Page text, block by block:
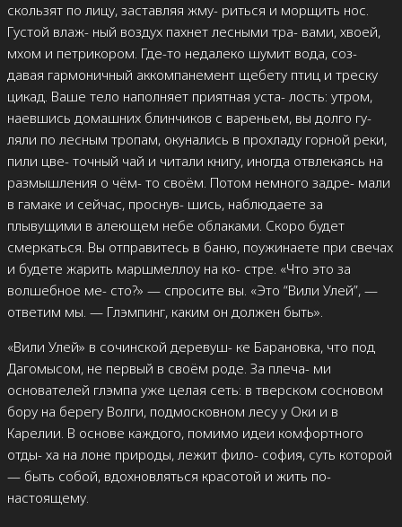
скользят по лицу, заставляя жму- риться и морщить нос.
Густой влаж- ный воздух пахнет лесными тра- вами, хвоей,
мхом и петрикором. Где-то недалеко шумит вода, соз-
давая гармоничный аккомпанемент щебету птиц и треску
цикад. Ваше тело наполняет приятная уста- лость: утром,
наевшись домашних блинчиков с вареньем, вы долго гу-
ляли по лесным тропам, окунались в прохладу горной реки,
пили цве- точный чай и читали книгу, иногда отвлекаясь на
размышления о чём- то своём. Потом немного задре- мали
в гамаке и сейчас, проснув- шись, наблюдаете за
плывущими в алеющем небе облаками. Скоро будет
смеркаться. Вы отправитесь в баню, поужинаете при свечах
и будете жарить маршмеллоу на ко- стре. «Что это за
волшебное ме- сто?» — спросите вы. «Это “Вили Улей”, —
ответим мы. — Глэмпинг, каким он должен быть».
«Вили Улей» в сочинской деревуш- ке Барановка, что под
Дагомысом, не первый в своём роде. За плеча- ми
основателей глэмпа уже целая сеть: в тверском сосновом
бору на берегу Волги, подмосковном лесу у Оки и в
Карелии. В основе каждого, помимо идеи комфортного
отды- ха на лоне природы, лежит фило- софия, суть которой
— быть собой, вдохновляться красотой и жить по-
настоящему.